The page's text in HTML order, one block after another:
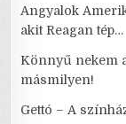
Angyalok
akit Reagan tép…
Könnyű nekem
másmilyen!
Gettó – A